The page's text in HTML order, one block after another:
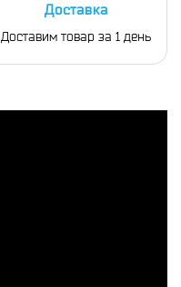
Доставка
Доставим товар за 1 день